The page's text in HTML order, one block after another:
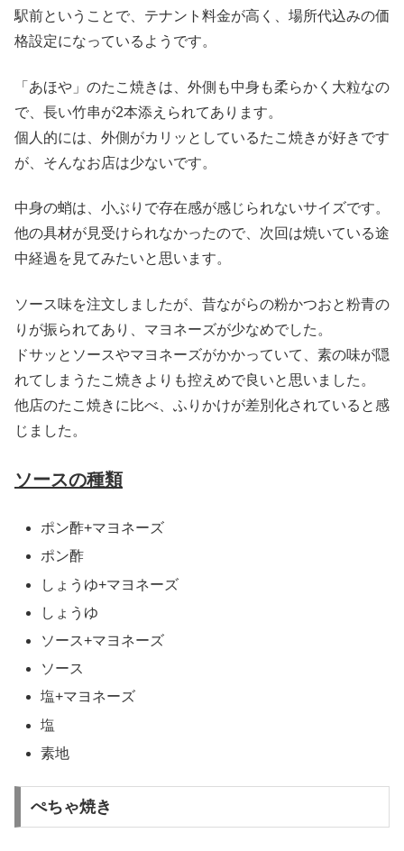
駅前ということで、テナント料金が高く、場所代込みの価
格設定になっているようです。
「あほや」のたこ焼きは、外側も中身も柔らかく大粒なの
で、長い竹串が2本添えられてあります。
個人的には、外側がカリッとしているたこ焼きが好きです
が、そんなお店は少ないです。
中身の蛸は、小ぶりで存在感が感じられないサイズです。
他の具材が見受けられなかったので、次回は焼いている途
中経過を見てみたいと思います。
ソース味を注文しましたが、昔ながらの粉かつおと粉青の
りが振られてあり、マヨネーズが少なめでした。
ドサッとソースやマヨネーズがかかっていて、素の味が隠
れてしまうたこ焼きよりも控えめで良いと思いました。
他店のたこ焼きに比べ、ふりかけが差別化されていると感
じました。
ソースの種類
ポン酢+マヨネーズ
ポン酢
しょうゆ+マヨネーズ
しょうゆ
ソース+マヨネーズ
ソース
塩+マヨネーズ
塩
素地
ぺちゃ焼き